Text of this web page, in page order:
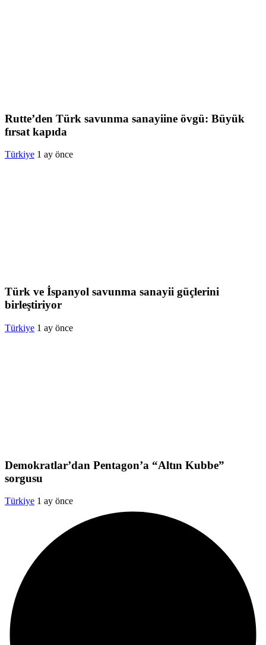
Rutte’den Türk savunma sanayiine övgü: Büyük
fırsat kapıda
Türkiye 1 ay önce
Türk ve İspanyol savunma sanayii güçlerini
birleştiriyor
Türkiye 1 ay önce
Demokratlar’dan Pentagon’a “Altın Kubbe”
sorgusu
Türkiye 1 ay önce